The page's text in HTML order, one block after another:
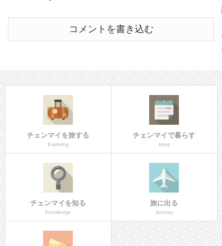
コメントを書き込む
チェンマイを旅する
Exploring
チェンマイで暮らす
living
チェンマイを知る
Knowledge
旅に出る
Journey